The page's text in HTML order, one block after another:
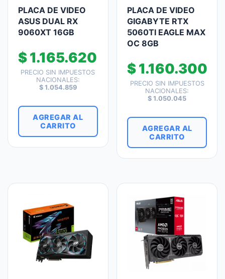
PLACA DE VIDEO
ASUS DUAL RX
9060XT 16GB
$1.165.620
PRECIO SIN IMPUESTOS
NACIONALES:
$1.054.859
AGREGAR AL
CARRITO
PLACA DE VIDEO
GIGABYTE RTX
5060TI EAGLE MAX
OC 8GB
$1.160.300
PRECIO SIN IMPUESTOS
NACIONALES:
$ 1.050.045
AGREGAR AL
CARRITO